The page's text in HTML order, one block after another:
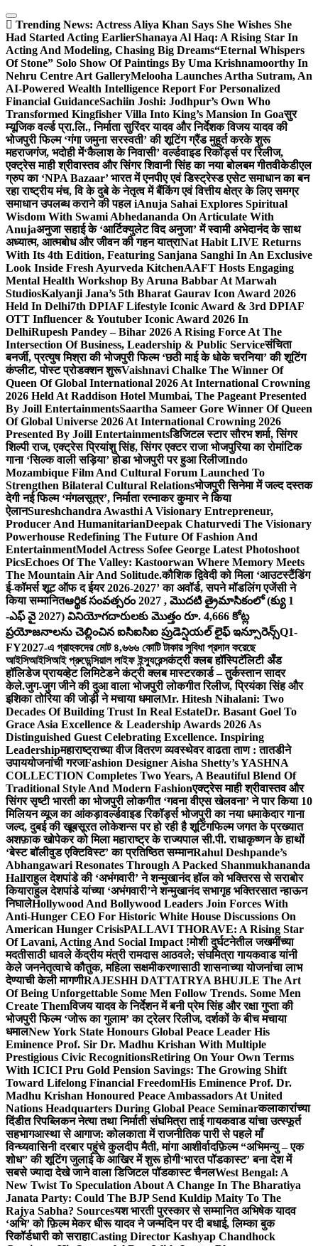
Skip
to
content
Trending News: Actress Aliya Khan Says She Wishes She
Had Started Acting EarlierShanaya Al Haq: A Rising Star In
Acting And Modeling, Chasing Big Dreams“Eternal Whispers
Of Stone” Solo Show Of Paintings By Uma Krishnamoorthy In
Nehru Centre Art GalleryMelooha Launches Artha Sutram, An
AI-Powered Wealth Intelligence Report For Personalized
Financial GuidanceSachiin Joshi: Jodhpur’s Own Who
Transformed Kingfisher Villa Into King’s Mansion In Goaसुर
म्यूजिक वर्ल्ड प्रा.लि., निर्माता सुरिंदर यादव और निर्देशक विजय यादव की
भोजपुरी फिल्म ‘गंगा जमुना सरस्वती’ की शूटिंग ग्रैंड मुहूर्त करके शुरू
महराजगंज, भदोही में‘कैलाश के निवासी’ वर्ल्डवाइड रिकॉर्ड्स पर रिलीज,
एक्ट्रेस माही श्रीवास्तव और सिंगर शिवानी सिंह का नया बोलबम गीतवीकेडीएल
ग्रुप का ‘NPA Bazaar’ भारत में एनपीए एवं डिस्ट्रेस्ड एसेट समाधान का बन
रहा राष्ट्रीय मंच, वि के दुबे के नेतृत्व में बैंकिंग एवं वित्तीय क्षेत्र के लिए समग्र
समाधान उपलब्ध कराने की पहल iAnuja Sahai Explores Spiritual
Wisdom With Swami Abhedananda On Articulate With
Anujaअनुजा सहाई के ‘आर्टिक्युलेट विद अनुजा’ में स्वामी अभेदानंद के साथ
अध्यात्म, आत्मबोध और जीवन की गहन यात्राNat Habit LIVE Returns
With Its 4th Edition, Featuring Sanjana Sanghi In An Exclusive
Look Inside Fresh Ayurveda KitchenAAFT Hosts Engaging
Mental Health Workshop By Aruna Babbar At Marwah
StudiosKalyanji Jana’s 5th Bharat Gaurav Icon Award 2026
Held In Delhi7th DPIAF Lifestyle Iconic Award & 3rd DPIAF
OTT Influencer & Youtuber Iconic Award 2026 In
DelhiRupesh Pandey – Bihar 2026 A Rising Force At The
Intersection Of Business, Leadership & Public Serviceसंचिता
बनर्जी, प्रत्युष मिश्रा की भोजपुरी फिल्म ‘छठी माई के धोके चरनिया’ की शूटिंग
कंप्लीट, पोस्ट प्रोडक्शन शुरूVaishnavi Chalke The Winner Of
Queen Of Global International 2026 At International Crowning
2026 Held At Raddison Hotel Mumbai, The Pageant Presented
By Joill EntertainmentsSaartha Sameer Gore Winner Of Queen
Of Global Universe 2026 At International Crowning 2026
Presented By Joill Entertainmentsडिजिटल स्टार सौरभ शर्मा, सिंगर
शिल्पी राज, एक्ट्रेस प्रियांशु सिंह, सिंगर एक्टर राजा भोजपुरिया का रोमांटिक
गाना ‘सिल्क वाली सड़िया’ होडा भोजपुरी पर हुआ रिलीजIndo
Mozambique Film And Cultural Forum Launched To
Strengthen Bilateral Cultural Relationsभोजपुरी सिनेमा में जल्द दस्तक
देगी नई फिल्म ‘मंगलसूत्र’, निर्माता रत्नाकर कुमार ने किया
ऐलानSureshchandra Awasthi A Visionary Entrepreneur,
Producer And HumanitarianDeepak Chaturvedi The Visionary
Powerhouse Redefining The Future Of Fashion And
EntertainmentModel Actress Sofee George Latest Photoshoot
PicsEchoes Of The Valley: Kastoorwan Where Memory Meets
The Mountain Air And Solitude.कौशिक द्विवेदी को मिला ‘आउटस्टैंडिंग
ई-कॉमर्स शूट ऑफ द ईयर 2026-2027’ का अवॉर्ड, सपने मॉडलिंग एजेंसी ने
किया सम्मानितఆర్థిక సంవత్సరం 2027 , మొదటి త్రైమాసికంలో (క్యు 1
-ఎఫ్ వై 2027) వినియోగదారులకు మొత్తం రూ. 4,666 కోట్ల
ప్రయోజనాలను చెల్లించిన ఐసిఐసిఐ ప్రుడెన్షియల్ లైఫ్ ఇన్సూరెన్స్Q1-
FY2027-এ গ্রাহকদের মোট ৪,৬৬৬ কোটি টাকার সুবিধা প্রদান করেছে
আইসিআইসিআই প্রুডেন্সিয়াল লাইফ ইন্স্যুরেন্সकंट्री क्लब हॉस्पिटॅलिटी अँड
हॉलिडेज प्रायव्हेट लिमिटेडने कंट्री क्लब मास्टरकार्ड – तुर्कस्तान सादर
केले.जुग-जुग जीने की दुआ वाला भोजपुरी लोकगीत रिलीज, प्रियंका सिंह और
इशिका तोरिया की जोड़ी ने मचाया धमालMr. Hitesh Nihalani: Two
Decades Of Building Trust In Real EstateDr. Basant Goel To
Grace Asia Excellence & Leadership Awards 2026 As
Distinguished Guest Celebrating Excellence. Inspiring
Leadershipमहाराष्ट्राच्या वीज वितरण व्यवस्थेवर वाढता ताण : तातडीने
उपाययोजनांची गरजFashion Designer Aisha Shetty’s YASHNA
COLLECTION Completes Two Years, A Beautiful Blend Of
Traditional Style And Modern Fashionएक्ट्रेस माही श्रीवास्तव और
सिंगर सृष्टी भारती का भोजपुरी लोकगीत ‘गवना वीएस खेलवना’ ने पार किया 10
मिलियन व्यूज का आंकड़ावर्ल्डवाइड रिकॉर्ड्स भोजपुरी का नया धमाकेदार गाना
जल्द, दुबई की खूबसूरत लोकेशन्स पर हो रही है शूटिंगफिल्म जगत के प्रख्यात
अशफ़ाक खोपेकर को मिला महाराष्ट्र के राज्यपाल सी.पी. राधाकृष्णन के हाथों
‘बेस्ट बॉलीवुड एक्टिविस्ट’ का प्रतिष्ठित सम्मानRahul Deshpande’s
Abhangawari Resonates Through A Packed Shanmukhananda
Hallराहुल देशपांडे की ‘अभंगवारी’ ने शन्मुखानंद हॉल को भक्तिरस से सराबोर
कियाराहुल देशपांडे यांच्या ‘अभंगवारी’ने शन्मुखानंद सभागृह भक्तिरसात न्हाऊन
निघालेHollywood And Bollywood Leaders Join Forces With
Anti-Hunger CEO For Historic White House Discussions On
American Hunger CrisisPALLAVI THORAVE: A Rising Star
Of Lavani, Acting And Social Impact !मोशी दुर्घटनेतील जखमींच्या
मदतीसाठी धावले केंद्रीय मंत्री रामदास आठवले; संघमित्रा गायकवाड यांनी
केले जननेतृत्वाचे कौतुक, महिला सक्षमीकरणासाठी शासनाच्या योजनांचा लाभ
देण्याची केली मागणीRAJESHH DATTATRYA BHUJLE The Art
Of Being Unforgettable Some Men Follow Trends. Some Men
Create Themविजय यादव के निर्देशन में बनी प्रेम सिंह और रक्षा गुप्ता की
भोजपुरी फिल्म ‘जोरू का गुलाम’ का ट्रेलर रिलीज, दर्शकों के बीच मचाया
धमालNew York State Honours Global Peace Leader His
Eminence Prof. Sir Dr. Madhu Krishan With Multiple
Prestigious Civic RecognitionsRetiring On Your Own Terms
With ICICI Pru Gold Pension Savings: The Growing Shift
Toward Lifelong Financial FreedomHis Eminence Prof. Dr.
Madhu Krishan Honoured Peace Ambassadors At United
Nations Headquarters During Global Peace Seminarकलाकारांच्या
दिंडीत रिपब्लिकन नेत्या तथा निर्माती संघमित्रा ताई गायकवाड यांचा उत्स्फूर्त
सहभागआस्था से आगाज: कोलकाता में राजनीतिक पारी से पहले माँ
विन्ध्यवासिनी दरबार पहुंचे कुलदीप मैती, मांगा आशीर्वादफ़िल्म “अभिमन्यु – एक
शोध” की शूटिंग जुलाई के आखिर में शुरू होगी‘भारत पॉडकास्ट’ बना देश में
सबसे ज्यादा देखे जाने वाला डिजिटल पॉडकास्ट चैनलWest Bengal: A
New Twist To Speculation About A Change In The Bharatiya
Janata Party: Could The BJP Send Kuldip Maity To The
Rajya Sabha? Sourcesयश भारती पुरस्कार से सम्मानित अभिषेक यादव
‘अभि’ को फ़िल्म मेकर धीरू यादव ने जन्मदिन पर दी बधाई, लिम्का बुक
रिकॉर्डधारी को सराहाCasting Director Kashyap Chandhock